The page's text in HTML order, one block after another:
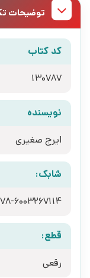
توضیحات
کد کتاب
130787
نویسنده
ایرج صغیری
شابک:
6003267114
قطع:
رقعی